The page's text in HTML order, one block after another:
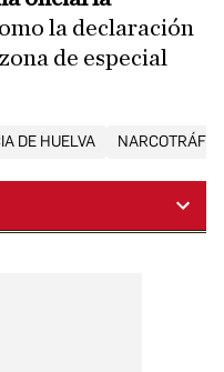
la declaración
de especial
DE HUELVA